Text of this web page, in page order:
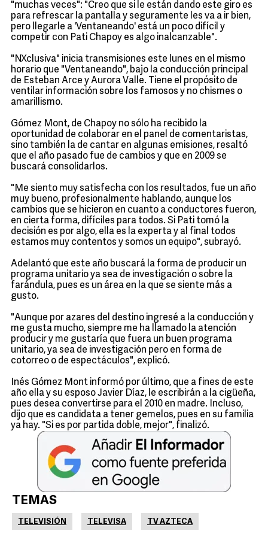
"muchas veces": "Creo que si le están dando este giro es
para refrescar la pantalla y seguramente les va a ir bien,
pero llegarle a 'Ventaneando' está un poco difícil y
competir con Pati Chapoy es algo inalcanzable".
"NXclusiva" inicia transmisiones este lunes en el mismo
horario que "Ventaneando", bajo la conducción principal
de Esteban Arce y Aurora Valle. Tiene el propósito de
ventilar información sobre los famosos y no chismes o
amarillismo.
Gómez Mont, de Chapoy no sólo ha recibido la
oportunidad de colaborar en el panel de comentaristas,
sino también la de cantar en algunas emisiones, resaltó
que el año pasado fue de cambios y que en 2009 se
buscará consolidarlos.
"Me siento muy satisfecha con los resultados, fue un año
muy bueno, profesionalmente hablando, aunque los
cambios que se hicieron en cuanto a conductores fueron,
en cierta forma, difíciles para todos. Si Pati tomó la
decisión es por algo, ella es la experta y al final todos
estamos muy contentos y somos un equipo", subrayó.
Adelantó que este año buscará la forma de producir un
programa unitario ya sea de investigación o sobre la
farándula, pues es un área en la que se siente más a
gusto.
"Aunque por azares del destino ingresé a la conducción y
me gusta mucho, siempre me ha llamado la atención
producir y me gustaría que fuera un buen programa
unitario, ya sea de investigación pero en forma de
cotorreo o de espectáculos", explicó.
Inés Gómez Mont informó por último, que a fines de este
año ella y su esposo Javier Díaz, le escribirán a la cigüeña,
pues desea convertirse para el 2010 en madre. Incluso,
dijo que es candidata a tener gemelos, pues en su familia
ya hay. "Si es por partida doble, mejor", finalizó.
TEMAS
TELEVISIÓN TELEVISA TV AZTECA